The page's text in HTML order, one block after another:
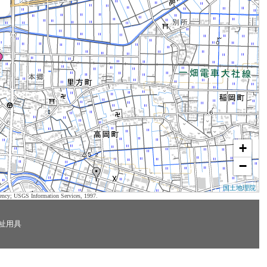
+
−
国土地理院
USGS Information Services, 1997.
用具